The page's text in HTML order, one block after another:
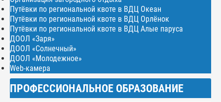
Путёвки по региональной квоте в ВДЦ Океан
Путёвки по региональной квоте в ВДЦ Орлёнок
Путёвки по региональной квоте в ВДЦ Алые паруса
ДООЛ «Заря»
ДООЛ «Солнечный»
ДООЛ «Молодежное»
Web-камера
ПРОФЕССИОНАЛЬНОЕ ОБРАЗОВАНИЕ